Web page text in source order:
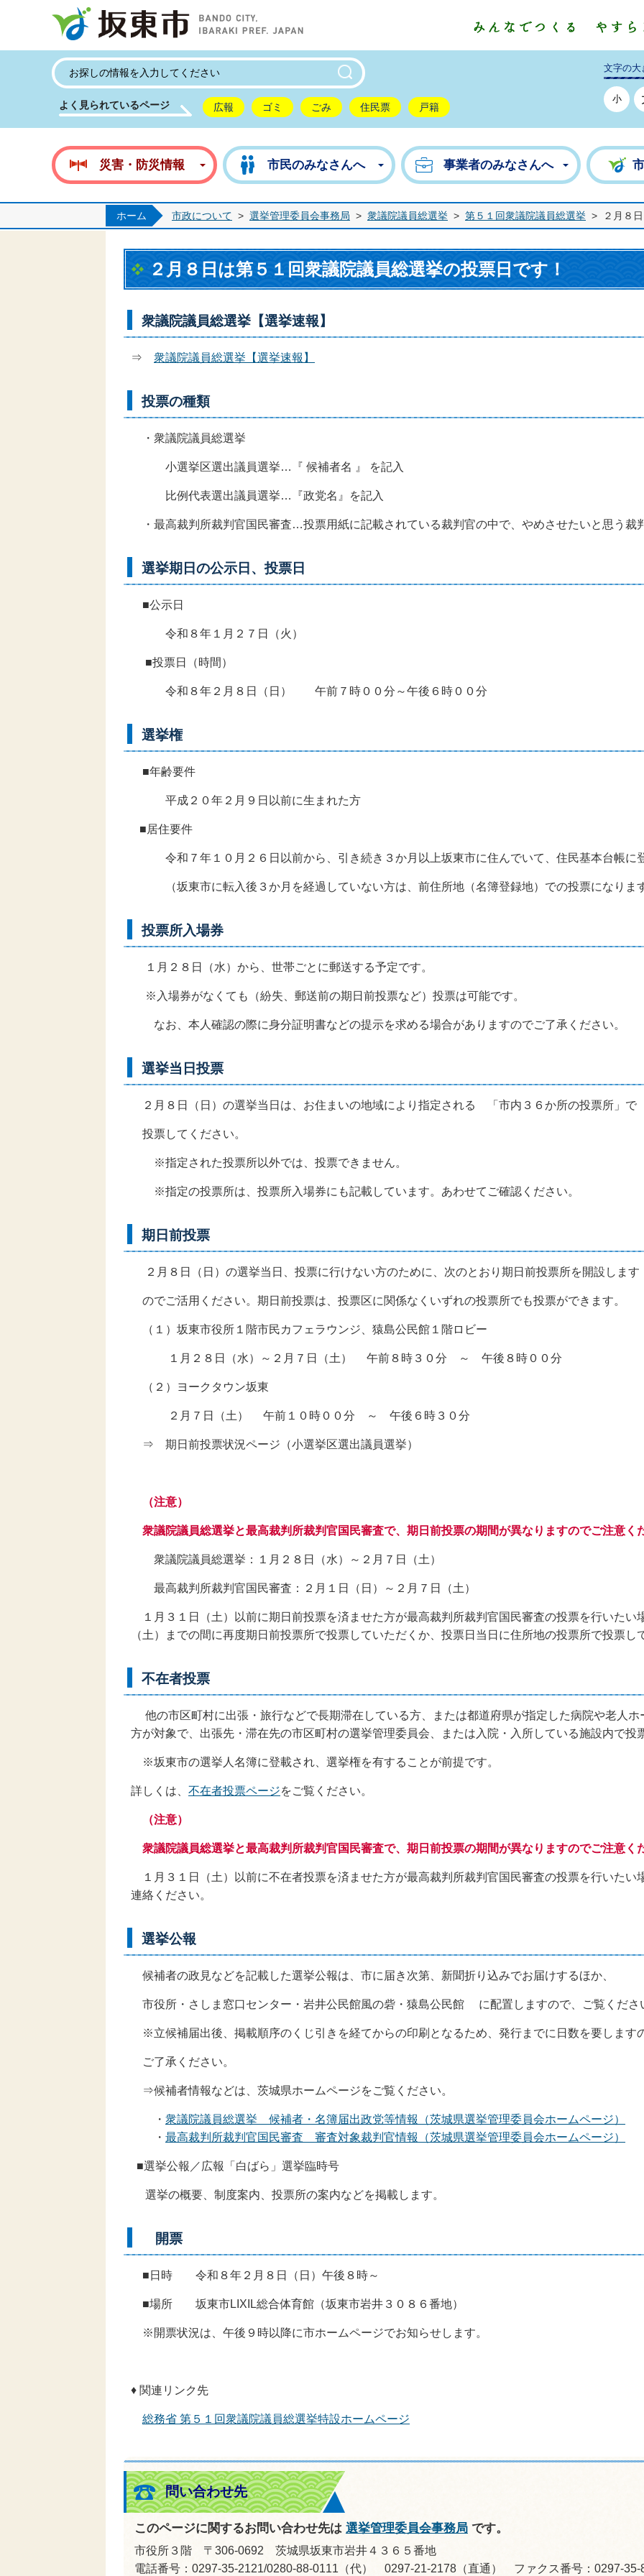
よく見られているページ 広報 ゴミ ごみ 住民票 戸籍
文字の大
小
災害・防災情報 市民のみなさんへ 事業者のみなさんへ
ホーム 市政について > 選挙管理委員会事務局 > 衆議院議員総選挙 > 第５１回衆議院議員総選挙 > ２月８
２月８日は第５１回衆議院議員総選挙の投票日です！
衆議院議員総選挙【選挙速報】
⇒ 衆議院議員総選挙【選挙速報】
投票の種類
・衆議院議員総選挙
小選挙区選出議員選挙…『 候補者名 』 を記入
比例代表選出議員選挙…『政党名』を記入
・最高裁判所裁判官国民審査…投票用紙に記載されている裁判官の中で、やめさせたいと思う裁
選挙期日の公示日、投票日
■公示日
令和８年１月２７日（火）
■投票日（時間）
令和８年２月８日（日） 午前７時００分～午後６時００分
選挙権
■年齢要件
平成２０年２月９日以前に生まれた方
■居住要件
令和７年１０月２６日以前から、引き続き３か月以上坂東市に住んでいて、住民基本台帳に
（坂東市に転入後３か月を経過していない方は、前住所地（名簿登録地）での投票になりま
投票所入場券
１月２８日（水）から、世帯ごとに郵送する予定です。
※入場券がなくても（紛失、郵送前の期日前投票など）投票は可能です。
なお、本人確認の際に身分証明書などの提示を求める場合がありますのでご了承ください。
選挙当日投票
２月８日（日）の選挙当日は、お住まいの地域により指定される 「市内３６か所の投票所」で
投票してください。
※指定された投票所以外では、投票できません。
※指定の投票所は、投票所入場券にも記載しています。あわせてご確認ください。
期日前投票
２月８日（日）の選挙当日、投票に行けない方のために、次のとおり期日前投票所を開設します
のでご活用ください。期日前投票は、投票区に関係なくいずれの投票所でも投票ができます。
（１）坂東市役所１階市民カフェラウンジ、猿島公民館１階ロビー
１月２８日（水）～２月７日（土） 午前８時３０分 ～ 午後８時００分
（２）ヨークタウン坂東
２月７日（土） 午前１０時００分 ～ 午後６時３０分
⇒ 期日前投票状況ページ（小選挙区選出議員選挙）
（注意）
衆議院議員総選挙と最高裁判所裁判官国民審査で、期日前投票の期間が異なりますのでご注意く
衆議院議員総選挙：１月２８日（水）～２月７日（土）
最高裁判所裁判官国民審査：２月１日（日）～２月７日（土）
１月３１日（土）以前に期日前投票を済ませた方が最高裁判所裁判官国民審査の投票を行いたい
（土）までの間に再度期日前投票所で投票していただくか、投票日当日に住所地の投票所で投票し
不在者投票
他の市区町村に出張・旅行などで長期滞在している方、または都道府県が指定した病院や老人
方が対象で、出張先・滞在先の市区町村の選挙管理委員会、または入院・入所している施設内で投
※坂東市の選挙人名簿に登載され、選挙権を有することが前提です。
詳しくは、 不在者投票ページをご覧ください。
（注意）
衆議院議員総選挙と最高裁判所裁判官国民審査で、期日前投票の期間が異なりますのでご注意く
１月３１日（土）以前に不在者投票を済ませた方が最高裁判所裁判官国民審査の投票を行いたい
連絡ください。
選挙公報
候補者の政見などを記載した選挙公報は、市に届き次第、新聞折り込みでお届けするほか、
市役所・さしま窓口センター・岩井公民館風の砦・猿島公民館 に配置しますので、ご覧くださ
※立候補届出後、掲載順序のくじ引きを経てからの印刷となるため、発行までに日数を要します
ご了承ください。
⇒候補者情報などは、茨城県ホームページをご覧ください。
・ 衆議院議員総選挙 候補者・名簿届出政党等情報（茨城県選挙管理委員会ホームページ）
・ 最高裁判所裁判官国民審査 審査対象裁判官情報（茨城県選挙管理委員会ホームページ）
■選挙公報／広報「白ばら」選挙臨時号
選挙の概要、制度案内、投票所の案内などを掲載します。
開票
■日時 令和８年２月８日（日）午後８時～
■場所 坂東市LIXIL総合体育館（坂東市岩井３０８６番地）
※開票状況は、午後９時以降に市ホームページでお知らせします。
♦ 関連リンク先
総務省 第５１回衆議院議員総選挙特設ホームページ
問い合わせ先
このページに関するお問い合わせ先は 選挙管理委員会事務局 です。
市役所３階 〒306-0692 茨城県坂東市岩井４３６５番地
電話番号：0297-35-2121/0280-88-0111（代） 0297-21-2178（直通） ファクス番号：0297-35-